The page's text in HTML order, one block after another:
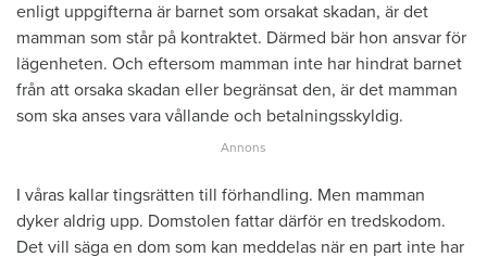
enligt uppgifterna är barnet som orsakat skadan, är det
mamman som står på kontraktet. Därmed bär hon ansvar för
lägenheten. Och eftersom mamman inte har hindrat barnet
från att orsaka skadan eller begränsat den, är det mamman
som ska anses vara vållande och betalningsskyldig.
I våras kallar tingsrätten till förhandling. Men mamman
dyker aldrig upp. Domstolen fattar därför en tredskodom.
Det vill säga en dom som kan meddelas när en part inte har